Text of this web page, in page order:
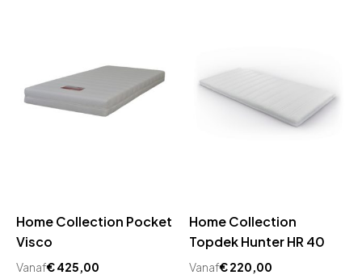
Home Collection Pocket
Visco
Vanaf€425,00
Home Collection
Topdek Hunter HR 40
Vanaf€220,00